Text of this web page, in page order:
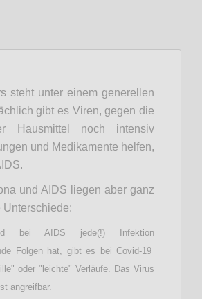
steht unter einem generellen
gibt es Viren, gegen die
Hausmittel noch intensiv
und Medikamente helfen,
und AIDS liegen aber ganz
Unterschiede:
bei AIDS jede(!) Infektion
Folgen hat, gibt es bei Covid-19
oder "leichte" Verläufe. Das Virus
angreifbar.